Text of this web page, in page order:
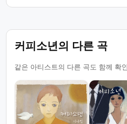
커피소년의 다른 곡
같은 아티스트의 다른 곡도 함께 확